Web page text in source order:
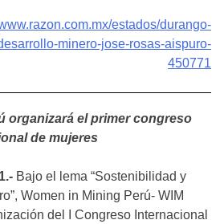
estados/durango-
minero-jose-rosas-aispuro-
450771
organizará el primer congreso
de mujeres
Bajo el lema “Sostenibilidad y
Women in Mining Perú- WIM
del I Congreso Internacional